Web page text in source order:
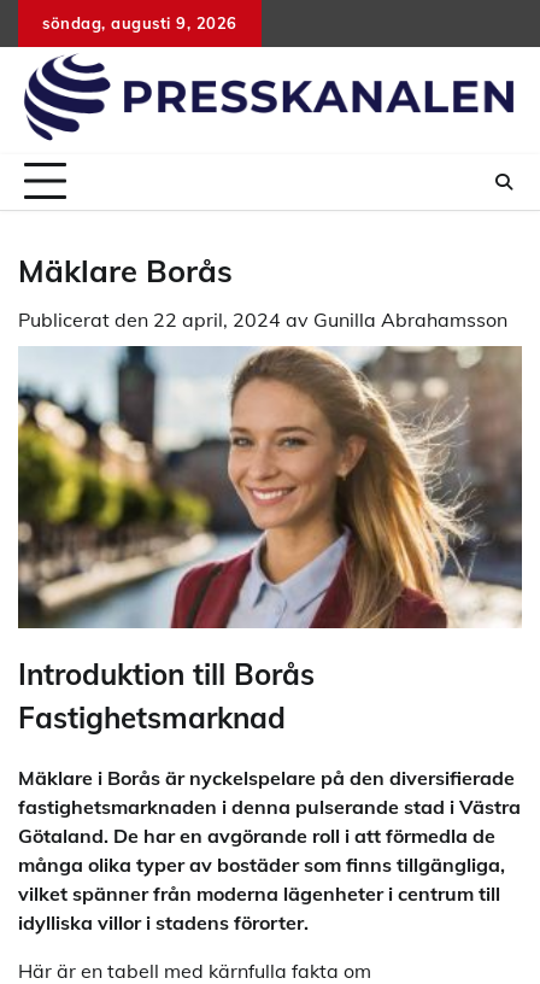
Hoppa
till
innehåll
söndag, augusti 9, 2026
Mäklare Borås
Publicerat den 22 april, 2024 av Gunilla Abrahamsson
Introduktion till Borås
Fastighetsmarknad
Mäklare i Borås är nyckelspelare på den diversifierade
fastighetsmarknaden i denna pulserande stad i Västra
Götaland. De har en avgörande roll i att förmedla de
många olika typer av bostäder som finns tillgängliga,
vilket spänner från moderna lägenheter i centrum till
idylliska villor i stadens förorter.
Här är en tabell med kärnfulla fakta om